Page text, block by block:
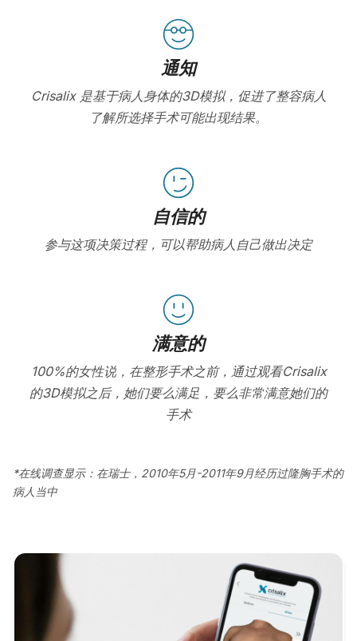
通知
Crisalix 是基于病人身体的3D模拟，促进了整容病人
了解所选择手术可能出现结果。
自信的
参与这项决策过程，可以帮助病人自己做出决定
满意的
100%的女性说，在整形手术之前，通过观看Crisalix
的3D模拟之后，她们要么满足，要么非常满意她们的
手术
*在线调查显示：在瑞士，2010年5月-2011年9月经历过隆胸手术的
病人当中